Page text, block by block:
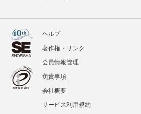
ヘルプ
著作権・リンク
会員情報管理
免責事項
会社概要
サービス利用規約